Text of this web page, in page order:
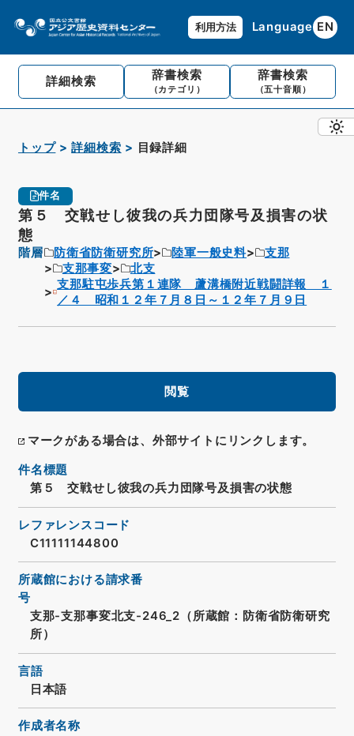
利用方法 Language EN
詳細検索 辞書検索
（カテゴリ）
辞書検索
（五十音順）
トップ 詳細検索 目録詳細
件名
第５ 交戦せし彼我の兵力団隊号及損害の状
態
階層 防衛省防衛研究所 陸軍一般史料
支那
支那事変
北支
支那駐屯歩兵第１連隊 蘆溝橋附近戦闘詳報 １
／４ 昭和１２年７月８日～１２年７月９日
閲覧
マークがある場合は、外部サイトにリンクします。
件名標題
第５ 交戦せし彼我の兵力団隊号及損害の状態
レファレンスコード
C11111144800
所蔵館における請求番
号
支那-支那事変北支-246_2（所蔵館：防衛省防衛研究
所）
言語
日本語
作成者名称